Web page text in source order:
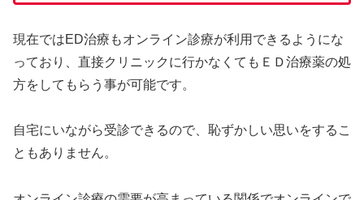
現在ではED治療もオンライン診療が利用できるようにな
っており、直接クリニックに行かなくてもＥＤ治療薬の処
方をしてもらう事が可能です。
自宅にいながら受診できるので、恥ずかしい思いをするこ
ともありません。